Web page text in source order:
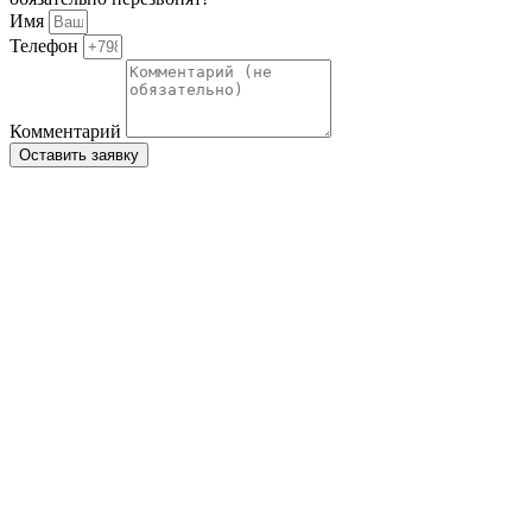
Имя
Телефон
Комментарий
Оставить заявку